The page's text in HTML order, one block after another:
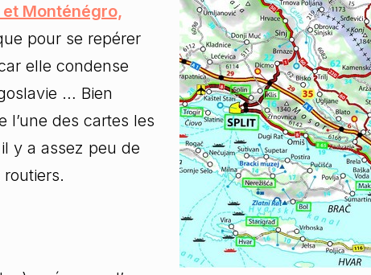
Monténégro,
pour se repérer
elle condense
… Bien
l’une des cartes les
y a assez peu de